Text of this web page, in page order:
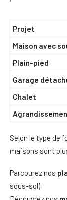
Projet
Maison avec
Plain-pied
Garage
Chalet
Selon le type de
maisons sont
Parcourez nos
sous-sol)